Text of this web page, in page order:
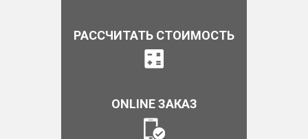
РАССЧИТАТЬ СТОИМОСТЬ
ONLINE ЗАКАЗ